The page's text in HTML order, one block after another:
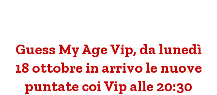
Guess My Age Vip, da lunedì
18 ottobre in arrivo le nuove
puntate coi Vip alle 20:30